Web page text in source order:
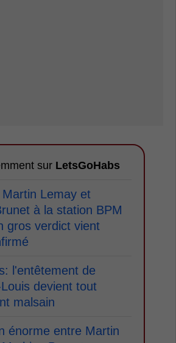
sur LetsGoHabs
Lemay et
à la station BPM
gros verdict vient
l'entêtement de
devient tout
malsain
énorme entre Martin